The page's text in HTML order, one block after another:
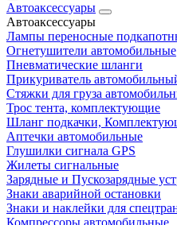
Автоаксессуары
Автоаксессуары
Лампы переносные
Огнетушители автомобильные
Пневматические шланги
Прикуриватель
Стяжки для груза
Трос тента, комплектующие
Шланг подкачки,
Аптечки автомобильные
Глушилки сигнала GPS
Жилеты сигнальные
Зарядные и Пускозарядные
Знаки аварийной остановки
Знаки и наклейки для